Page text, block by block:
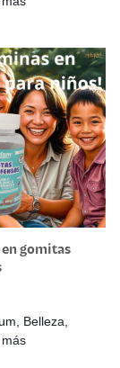
gomitas
Belleza,